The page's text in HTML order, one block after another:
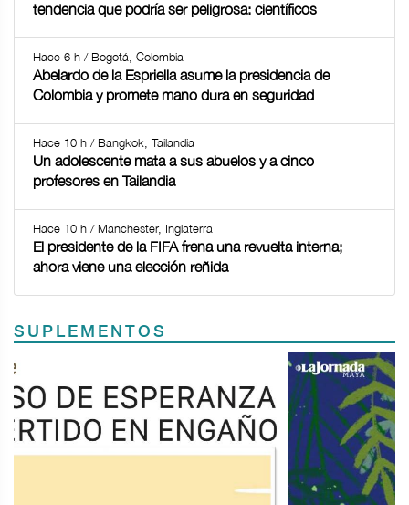
tendencia que podría ser peligrosa: científicos
Hace 6 h / Bogotá, Colombia
Abelardo de la Espriella asume la presidencia de
Colombia y promete mano dura en seguridad
Hace 10 h / Bangkok, Tailandia
Un adolescente mata a sus abuelos y a cinco
profesores en Tailandia
Hace 10 h / Manchester, Inglaterra
El presidente de la FIFA frena una revuelta interna;
ahora viene una elección reñida
SUPLEMENTOS